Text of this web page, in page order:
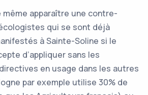
apparaître une contre-
qui se sont déjà
à Sainte-Soline si le
d’appliquer sans les
en usage dans les autres
par exemple utilise 30% de